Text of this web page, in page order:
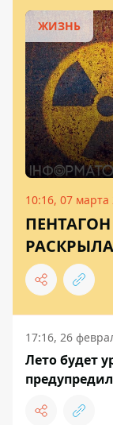
ЖИЗНЬ
10:16, 07 марта
17:16, 26
Лето будет